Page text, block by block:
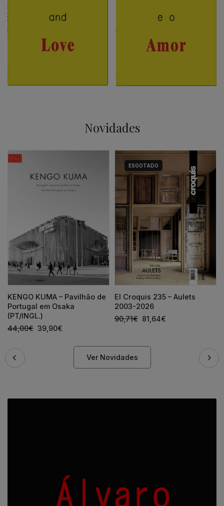
Novidades
KENGO KUMA – Pavilhão de
Portugal em Osaka
(PT/INGL.)
44,00€ 39,90€
ESGOTADO
El Croquis 235 – Aulets
2003-2026
90,71€ 81,64€
Ver Novidades